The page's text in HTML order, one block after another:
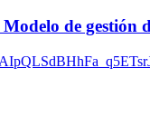
de gestión